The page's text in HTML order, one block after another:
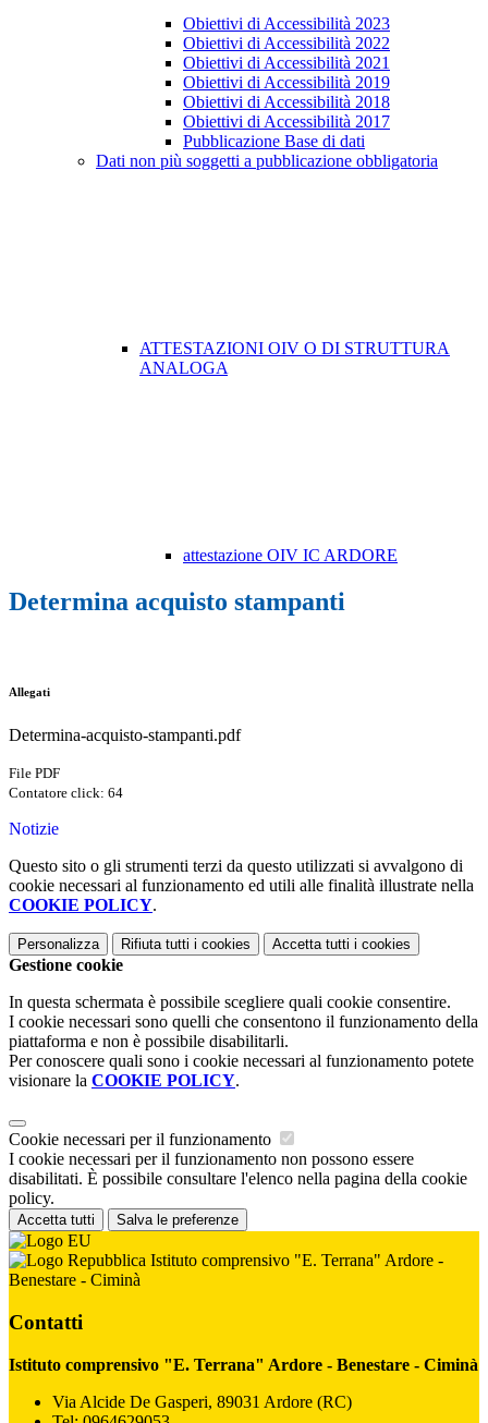
Obiettivi di Accessibilità 2023
Obiettivi di Accessibilità 2022
Obiettivi di Accessibilità 2021
Obiettivi di Accessibilità 2019
Obiettivi di Accessibilità 2018
Obiettivi di Accessibilità 2017
Pubblicazione Base di dati
Dati non più soggetti a pubblicazione obbligatoria
ATTESTAZIONI OIV O DI STRUTTURA
ANALOGA
attestazione OIV IC ARDORE
Determina acquisto stampanti
Allegati
Determina-acquisto-stampanti.pdf
File PDF
Contatore click: 64
Notizie
Questo sito o gli strumenti terzi da questo utilizzati si avvalgono di
cookie necessari al funzionamento ed utili alle finalità illustrate nella
COOKIE POLICY.
Personalizza Rifiuta tutti i cookies Accetta tutti i cookies
Gestione cookie
In questa schermata è possibile scegliere quali cookie consentire.
I cookie necessari sono quelli che consentono il funzionamento della
piattaforma e non è possibile disabilitarli.
Per conoscere quali sono i cookie necessari al funzionamento potete
visionare la COOKIE POLICY.
Cookie necessari per il funzionamento
I cookie necessari per il funzionamento non possono essere
disabilitati. È possibile consultare l'elenco nella pagina della cookie
policy.
Accetta tutti Salva le preferenze
Istituto comprensivo "E. Terrana" Ardore -
Benestare - Ciminà
Contatti
Istituto comprensivo "E. Terrana" Ardore - Benestare - Ciminà
Via Alcide De Gasperi, 89031 Ardore (RC)